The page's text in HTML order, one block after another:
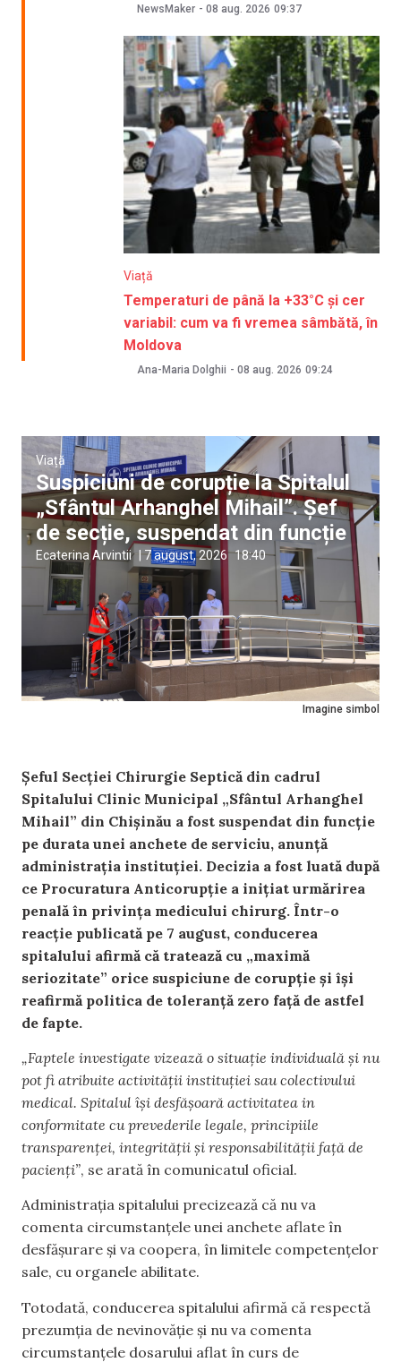
NewsMaker - 08 aug. 2026 09:37
Viață
Temperaturi de până la +33°C și cer
variabil: cum va fi vremea sâmbătă, în
Moldova
Ana-Maria Dolghii - 08 aug. 2026 09:24
Imagine simbol
Viață
Suspiciuni de corupție la Spitalul
„Sfântul Arhanghel Mihail”. Șef
de secție, suspendat din funcție
Ecaterina Arvintii | 7 august, 2026 18:40
Șeful Secției Chirurgie Septică din cadrul
Spitalului Clinic Municipal „Sfântul Arhanghel
Mihail” din Chișinău a fost suspendat din funcție
pe durata unei anchete de serviciu, anunță
administrația instituției. Decizia a fost luată după
ce Procuratura Anticorupție a inițiat urmărirea
penală în privința medicului chirurg. Într-o
reacție publicată pe 7 august, conducerea
spitalului afirmă că tratează cu „maximă
seriozitate” orice suspiciune de corupție și își
reafirmă politica de toleranță zero față de astfel
de fapte.
„Faptele investigate vizează o situație individuală și nu
pot fi atribuite activității instituției sau colectivului
medical. Spitalul își desfășoară activitatea in
conformitate cu prevederile legale, principiile
transparenței, integrității și responsabilității față de
pacienți”, se arată în comunicatul oficial.
Administrația spitalului precizează că nu va
comenta circumstanțele unei anchete aflate în
desfășurare și va coopera, în limitele competențelor
sale, cu organele abilitate.
Totodată, conducerea spitalului afirmă că respectă
prezumția de nevinovăție și nu va comenta
circumstanțele dosarului aflat în curs de